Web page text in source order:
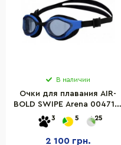
В наличии
Очки для плавания AIR-
BOLD SWIPE Arena 004714-
103 синий, черный, OSFM
3 5 25
2 100 грн.